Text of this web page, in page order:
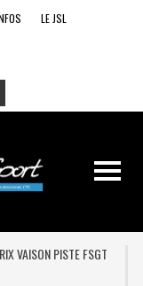
LE JSL
VAISON PISTE FSGT